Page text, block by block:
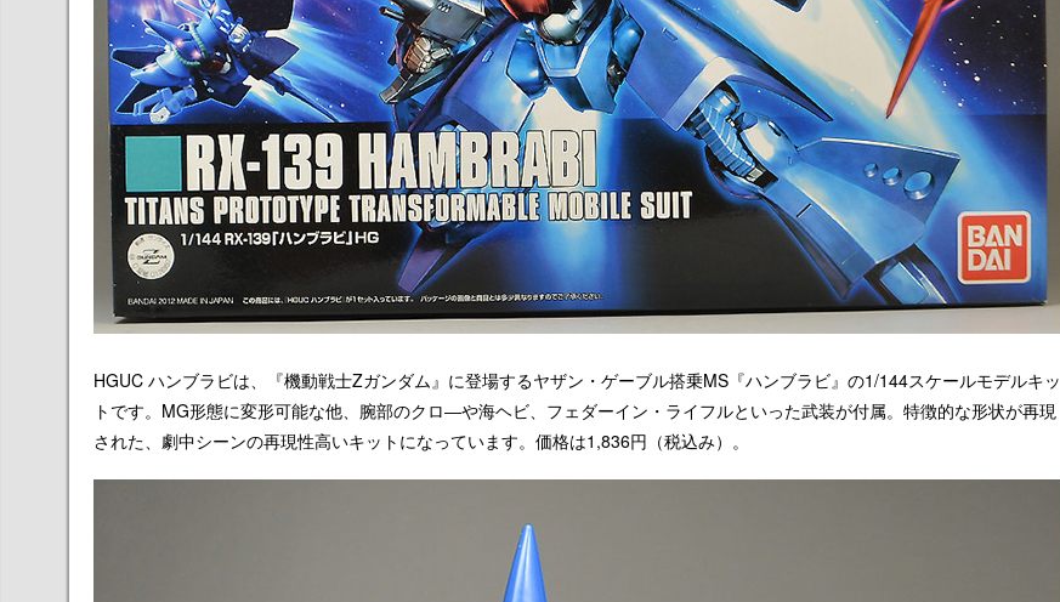
HGUC ハンブラビは、『機動戦士Zガンダム』に登場するヤザン・ゲーブル搭乗MS『ハンブラビ』の1/144スケールモデルキッ
トです。MG形態に変形可能な他、腕部のクロ―や海ヘビ、フェダーイン・ライフルといった武装が付属。特徴的な形状が再現
された、劇中シーンの再現性高いキットになっています。価格は1,836円（税込み）。